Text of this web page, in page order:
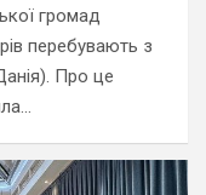
громад
перебувають з
Про це